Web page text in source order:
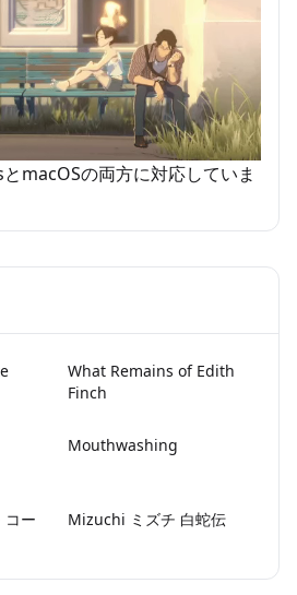
macOSの両方に対応していま
What Remains of Edith
Finch
Mouthwashing
コー
Mizuchi ミズチ 白蛇伝